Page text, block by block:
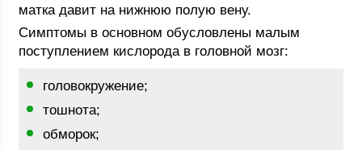
матка давит на нижнюю полую вену.
Симптомы в основном обусловлены малым
поступлением кислорода в головной мозг:
головокружение;
тошнота;
обморок;